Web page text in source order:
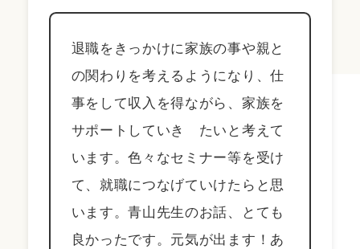
退職をきっかけに家族の事や親と
の関わりを考えるようになり、仕
事をして収入を得ながら、家族を
サポートしていき たいと考えて
います。色々なセミナー等を受け
て、就職につなげていけたらと思
います。青山先生のお話、とても
良かったです。元気が出ます！あ